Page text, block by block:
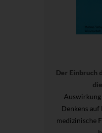
Der Einbruch
Auswirkung
Denkens
medizinische